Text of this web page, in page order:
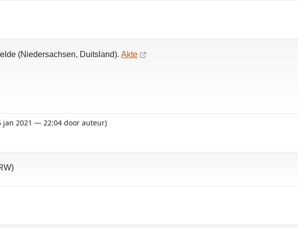
(Niedersachsen, Duitsland). Akte
jan 2021 — 22:04 door auteur)